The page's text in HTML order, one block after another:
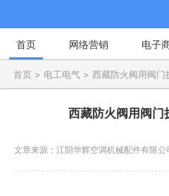
首页 网络营销 电子
首页 > 电工电气 > 西藏防火阀用阀门
西藏防火阀用阀门
文章来源： 江阴华辉空调机械配件有限公